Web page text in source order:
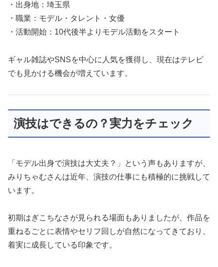
・出身地：埼玉県
・職業：モデル・タレント・女優
・活動開始：10代後半よりモデル活動をスタート
ギャル雑誌やSNSを中心に人気を獲得し、現在はテレビ
でも見かける機会が増えています。
演技はできるの？実力をチェック
「モデル出身で演技は大丈夫？」という声もありますが、
みりちゃむさんは近年、演技の仕事にも積極的に挑戦して
います。
初期はぎこちなさが見られる場面もありましたが、作品を
重ねるごとに表情やセリフ回しが自然になってきており、
着実に成長している印象です。